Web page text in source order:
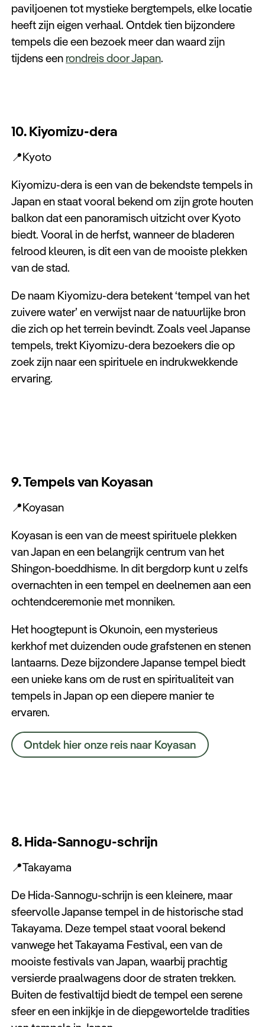
paviljoenen tot mystieke bergtempels, elke locatie
heeft zijn eigen verhaal. Ontdek tien bijzondere
tempels die een bezoek meer dan waard zijn
tijdens een rondreis door Japan.
10. Kiyomizu-dera
📍Kyoto
Kiyomizu-dera is een van de bekendste tempels in
Japan en staat vooral bekend om zijn grote houten
balkon dat een panoramisch uitzicht over Kyoto
biedt. Vooral in de herfst, wanneer de bladeren
felrood kleuren, is dit een van de mooiste plekken
van de stad.
De naam Kiyomizu-dera betekent ‘tempel van het
zuivere water’ en verwijst naar de natuurlijke bron
die zich op het terrein bevindt. Zoals veel Japanse
tempels, trekt Kiyomizu-dera bezoekers die op
zoek zijn naar een spirituele en indrukwekkende
ervaring.
9. Tempels van Koyasan
📍Koyasan
Koyasan is een van de meest spirituele plekken
van Japan en een belangrijk centrum van het
Shingon-boeddhisme. In dit bergdorp kunt u zelfs
overnachten in een tempel en deelnemen aan een
ochtendceremonie met monniken.
Het hoogtepunt is Okunoin, een mysterieus
kerkhof met duizenden oude grafstenen en stenen
lantaarns. Deze bijzondere Japanse tempel biedt
een unieke kans om de rust en spiritualiteit van
tempels in Japan op een diepere manier te
ervaren.
Ontdek hier onze reis naar Koyasan
8. Hida-Sannogu-schrijn
📍Takayama
De Hida-Sannogu-schrijn is een kleinere, maar
sfeervolle Japanse tempel in de historische stad
Takayama. Deze tempel staat vooral bekend
vanwege het Takayama Festival, een van de
mooiste festivals van Japan, waarbij prachtig
versierde praalwagens door de straten trekken.
Buiten de festivaltijd biedt de tempel een serene
sfeer en een inkijkje in de diepgewortelde tradities